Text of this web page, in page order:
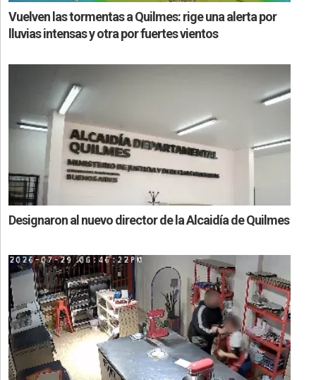
Vuelven las tormentas a Quilmes: rige una alerta por
lluvias intensas y otra por fuertes vientos
Designaron al nuevo director de la Alcaidía de Quilmes